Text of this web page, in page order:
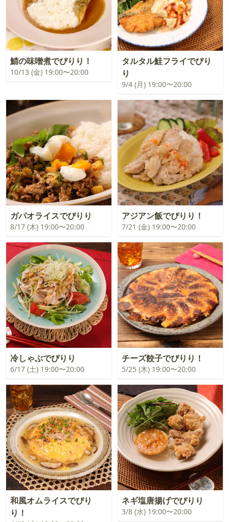
鯖の味噌煮でぴりり！
10/13 (金) 19:00〜20:00
タルタル鮭フライでぴり
り
9/4 (月) 19:00〜20:00
ガパオライスでぴりり
8/17 (木) 19:00〜20:00
アジアン飯でぴりり！
7/21 (金) 19:00〜20:00
冷しゃぶでぴりり
6/17 (土) 19:00〜20:00
チーズ餃子でぴりり！
5/25 (木) 19:00〜20:00
和風オムライスでぴり
り！
ネギ塩唐揚げでぴりり
3/8 (水) 19:00〜20:00